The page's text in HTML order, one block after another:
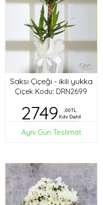
Saksı Çiçeği - ikili yukka
Çiçek Kodu: DRN2699
2749
,00TL
Kdv Dahil
Aynı Gün Teslimat